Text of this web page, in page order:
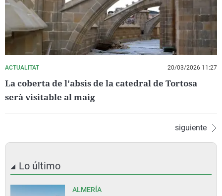
ACTUALITAT 20/03/2026 11:27
La coberta de l'absis de la catedral de Tortosa
serà visitable al maig
siguiente
Lo último
ALMERÍA